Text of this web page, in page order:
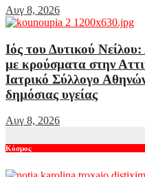
Αυγ 8, 2026
Ιός του Δυτικού
με κρούσματα στην
Ιατρικό Σύλλογο
δημόσιας υγείας
Αυγ 8, 2026
Κόσμος